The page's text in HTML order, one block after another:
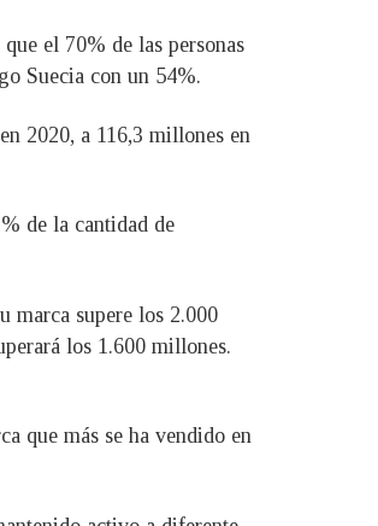
el 70% de las personas
Suecia con un 54%.
2020, a 116,3 millones en
de la cantidad de
marca supere los 2.000
los 1.600 millones.
que más se ha vendido en